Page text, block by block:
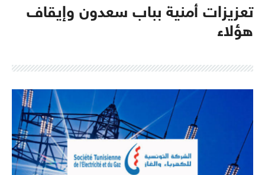
تعزيزات أمنية بباب سعدون وإيقاف
هؤلاء